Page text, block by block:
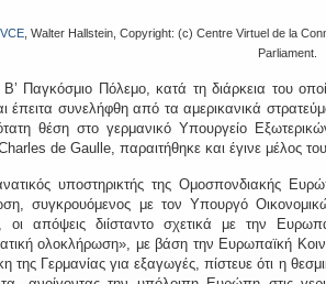
, Walter Hallstein, Copyright: (c) Centre Virtuel de la
Parliament.
Παγκόσμιο Πόλεμο, κατά τη διάρκεια του
έπειτα συνελήφθη από τα αμερικανικά
θέση στο γερμανικό Υπουργείο
de Gaulle, παραιτήθηκε και έγινε μέλος
υποστηρικτής της Ομοσπονδιακής
συγκρουόμενος με τον Υπουργό
οι απόψεις διίσταντο σχετικά με την
ολοκλήρωση», με βάση την Ευρωπαϊκή
της Γερμανίας για εξαγωγές, πίστευε ότι η